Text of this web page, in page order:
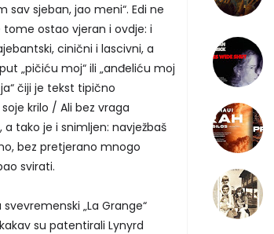
sav sjeban, jao meni“. Edi ne
ostao vjeran i ovdje: i
cinični i lascivni, a
„pičiću moj“ ili „anđeliću moj
čiji je tekst tipično
krilo / Ali bez vraga
tako je i snimljen: navježbaš
bez pretjerano mnogo
svirati.
„La Grange“
su patentirali Lynyrd